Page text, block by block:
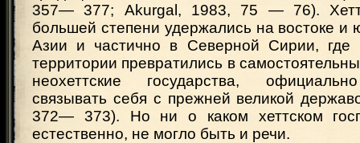
357— 377; Akurgal, 1983, 75 — 76).
большей степени удержались на востоке и
Азии и частично в Северной Сирии, где
территории превратились в
неохеттские государства,
связывать себя с прежней великой
372— 373). Но ни о каком хеттском
естественно, не могло быть и речи.